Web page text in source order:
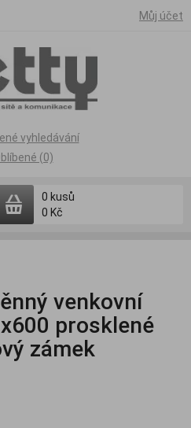
Můj účet
0 kusů
0 Kč
vyhledávání
(0)
venkovní
prosklené
zámek